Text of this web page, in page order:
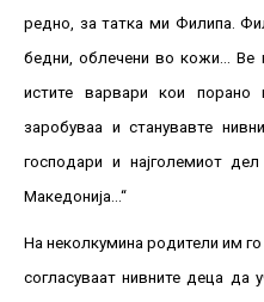
редно, за татка ми Филипа.
бедни, облечени во кожи… Ве
истите варвари кои
заробуваа и станувавте
господари и најголемиот
Македонија…“
На неколкумина родители им
согласуваат нивните деца да